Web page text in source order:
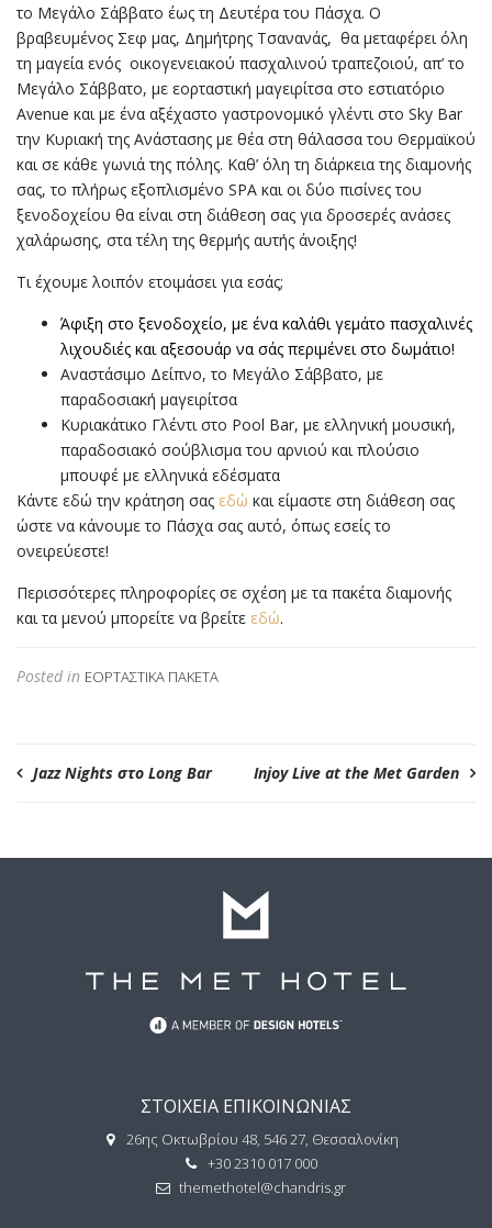
το Μεγάλο Σάββατο έως τη Δευτέρα του Πάσχα. Ο
βραβευμένος Σεφ μας, Δημήτρης Τσανανάς, θα μεταφέρει όλη
τη μαγεία ενός οικογενειακού πασχαλινού τραπεζοιού, απ’ το
Μεγάλο Σάββατο, με εορταστική μαγειρίτσα στο εστιατόριο
Avenue και με ένα αξέχαστο γαστρονομικό γλέντι στο Sky Bar
την Κυριακή της Ανάστασης με θέα στη θάλασσα του Θερμαϊκού
και σε κάθε γωνιά της πόλης. Καθ’ όλη τη διάρκεια της διαμονής
σας, το πλήρως εξοπλισμένο SPA και οι δύο πισίνες του
ξενοδοχείου θα είναι στη διάθεση σας για δροσερές ανάσες
χαλάρωσης, στα τέλη της θερμής αυτής άνοιξης!
Τι έχουμε λοιπόν ετοιμάσει για εσάς;
Άφιξη στο ξενοδοχείο, με ένα καλάθι γεμάτο πασχαλινές
λιχουδιές και αξεσουάρ να σάς περιμένει στο δωμάτιο!
Αναστάσιμο Δείπνο, το Μεγάλο Σάββατο, με
παραδοσιακή μαγειρίτσα
Κυριακάτικο Γλέντι στο Pool Bar, με ελληνική μουσική,
παραδοσιακό σούβλισμα του αρνιού και πλούσιο
μπουφέ με ελληνικά εδέσματα
Κάντε εδώ την κράτηση σας εδώ και είμαστε στη διάθεση σας
ώστε να κάνουμε το Πάσχα σας αυτό, όπως εσείς το
ονειρεύεστε!
Περισσότερες πληροφορίες σε σχέση με τα πακέτα διαμονής
και τα μενού μπορείτε να βρείτε εδώ.
Posted in ΕΟΡΤΑΣΤΙΚΆ ΠΑΚΈΤΑ
Jazz Nights στο Long Bar Injoy Live at the Met Garden
ΣΤΟΙΧΕΙΑ ΕΠΙΚΟΙΝΩΝΙΑΣ
26ης Οκτωβρίου 48, 546 27, Θεσσαλονίκη
+30 2310 017 000
themethotel@chandris.gr